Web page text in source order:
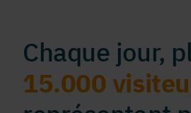
Chaque jour,
15.000